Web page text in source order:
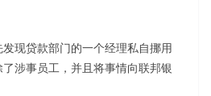
现贷款部门的一个经理私自挪用
涉事员工，并且将事情向联邦银